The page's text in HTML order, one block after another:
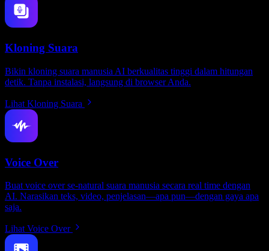
Kloning Suara
Bikin kloning suara manusia AI berkualitas tinggi dalam hitungan
detik. Tanpa instalasi, langsung di browser Anda.
Lihat Kloning Suara
Voice Over
Buat voice over se-natural suara manusia secara real time dengan
AI. Narasikan teks, video, penjelasan—apa pun—dengan gaya apa
saja.
Lihat Voice Over